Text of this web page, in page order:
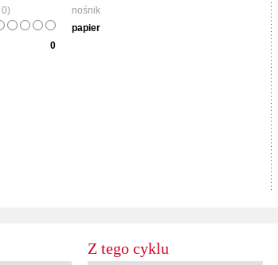
0)
0
nośnik
papier
Z tego cyklu